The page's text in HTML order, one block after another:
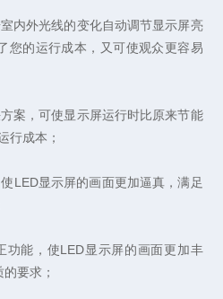
内外光线的变化自动调节显示屏亮
您的运行成本，又可使观众更容易
案，可使显示屏运行时比原来节能
行成本；
LED显示屏的画面更加逼真，满足
功能，使LED显示屏的画面更加丰
要求；